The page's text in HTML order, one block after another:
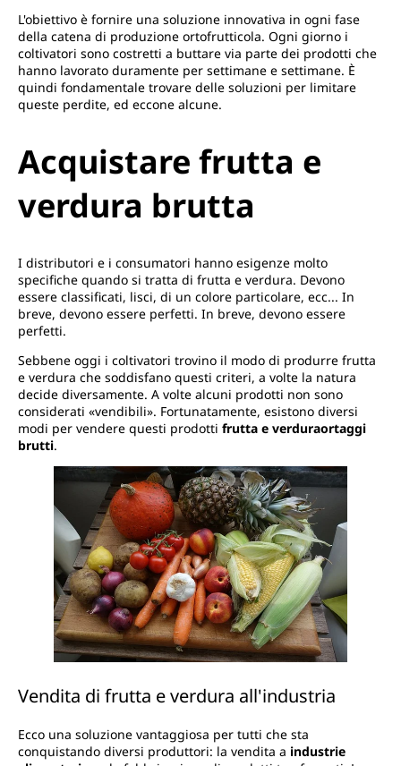
L'obiettivo è fornire una soluzione innovativa in ogni fase
della catena di produzione ortofrutticola. Ogni giorno i
coltivatori sono costretti a buttare via parte dei prodotti che
hanno lavorato duramente per settimane e settimane. È
quindi fondamentale trovare delle soluzioni per limitare
queste perdite, ed eccone alcune.
Acquistare frutta e
verdura brutta
I distributori e i consumatori hanno esigenze molto
specifiche quando si tratta di frutta e verdura. Devono
essere classificati, lisci, di un colore particolare, ecc... In
breve, devono essere perfetti. In breve, devono essere
perfetti.
Sebbene oggi i coltivatori trovino il modo di produrre frutta
e verdura che soddisfano questi criteri, a volte la natura
decide diversamente. A volte alcuni prodotti non sono
considerati «vendibili». Fortunatamente, esistono diversi
modi per vendere questi prodotti frutta e verduraortaggi
brutti.
Vendita di frutta e verdura all'industria
Ecco una soluzione vantaggiosa per tutti che sta
conquistando diversi produttori: la vendita a industrie